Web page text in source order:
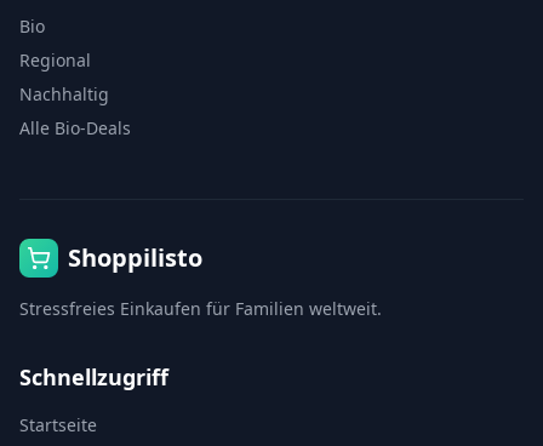
Bio
Regional
Nachhaltig
Alle Bio-Deals
Shoppilisto
Stressfreies Einkaufen für Familien weltweit.
Schnellzugriff
Startseite